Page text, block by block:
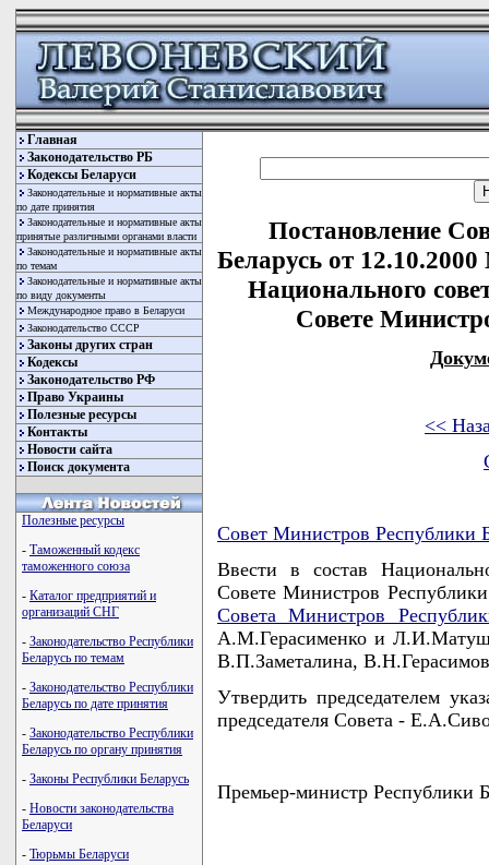
Главная
Законодательство РБ
Кодексы Беларуси
Законодательные и нормативные акты
по дате принятия
Законодательные и нормативные акты
принятые различными органами власти
Законодательные и нормативные акты
по темам
Законодательные и нормативные акты
по виду документы
Международное право в Беларуси
Законодательство СССР
Законы других стран
Кодексы
Законодательство РФ
Право Украины
Полезные ресурсы
Контакты
Новости сайта
Поиск документа
Полезные ресурсы
- Таможенный кодекс
таможенного союза
- Каталог предприятий и
организаций СНГ
- Законодательство Республики
Беларусь по темам
- Законодательство Республики
Беларусь по дате принятия
- Законодательство Республики
Беларусь по органу принятия
- Законы Республики Беларусь
- Новости законодательства
Беларуси
- Тюрьмы Беларуси
Постановление
Беларусь от
Национального
Совете
<<
Совет Министров Республики
Ввести в состав
Совете Министров
Совета Министров
А.М.Герасименко и Л.И.Матуш,
В.П.Заметалина,
Утвердить председателем
председателя Совета -
Премьер-министр